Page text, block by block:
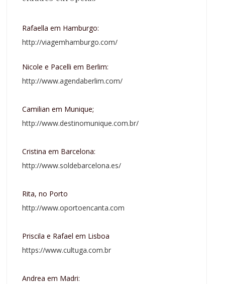
Rafaella em Hamburgo:
http://viagemhamburgo.com/
Nicole e Pacelli em Berlim:
http://www.agendaberlim.com/
Camilian em Munique;
http://www.destinomunique.com.br/
Cristina em Barcelona:
http://www.soldebarcelona.es/
Rita, no Porto
http://www.oportoencanta.com
Priscila e Rafael em Lisboa
https://www.cultuga.com.br
Andrea em Madri: